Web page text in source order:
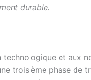
durable.
technologique et aux
troisième phase de